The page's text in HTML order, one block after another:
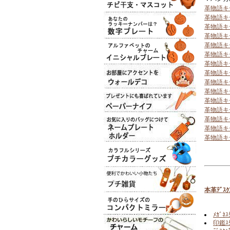
革物語
革物語
革物語
革物語
革物語
革物語
革物語
革物語
革物語
革物語
革物語
革物語
革物語
革物語
革物語
本革ﾃﾞｽｸ
ﾒｶﾞﾈｽ
印鑑ｽ